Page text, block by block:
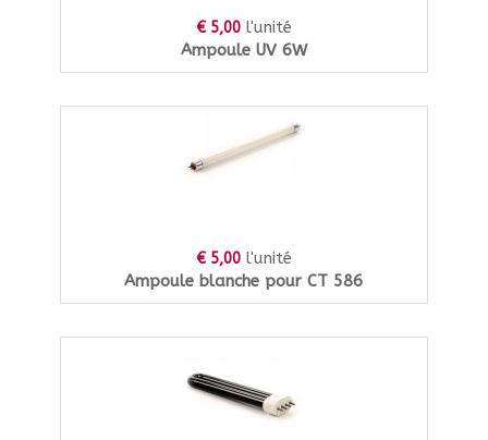
€ 5,00 l'unité
Ampoule UV 6W
€ 5,00 l'unité
Ampoule blanche pour CT 586